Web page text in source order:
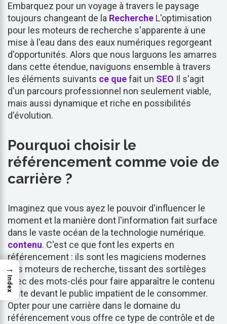
Embarquez pour un voyage à travers le paysage
toujours changeant de la Recherche L'optimisation
pour les moteurs de recherche s'apparente à une
mise à l'eau dans des eaux numériques regorgeant
d'opportunités. Alors que nous larguons les amarres
dans cette étendue, naviguons ensemble à travers
les éléments suivants ce quefait un SEO Il s'agit
d'un parcours professionnel non seulement viable,
mais aussi dynamique et riche en possibilités
d'évolution.
Pourquoi choisir le
référencement comme voie de
carrière ?
Imaginez que vous ayez le pouvoir d'influencer le
moment et la manière dont l'information fait surface
dans le vaste océan de la technologie numérique.
contenu. C'est ce que font les experts en
référencement : ils sont les magiciens modernes
des moteurs de recherche, tissant des sortilèges
avec des mots-clés pour faire apparaître le contenu
juste devant le public impatient de le consommer.
Opter pour une carrière dans le domaine du
référencement vous offre ce type de contrôle et de
→
Index